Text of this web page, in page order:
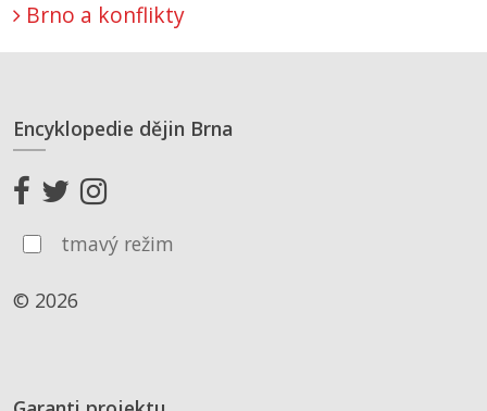
Brno a konflikty
Encyklopedie dějin Brna
tmavý režim
© 2026